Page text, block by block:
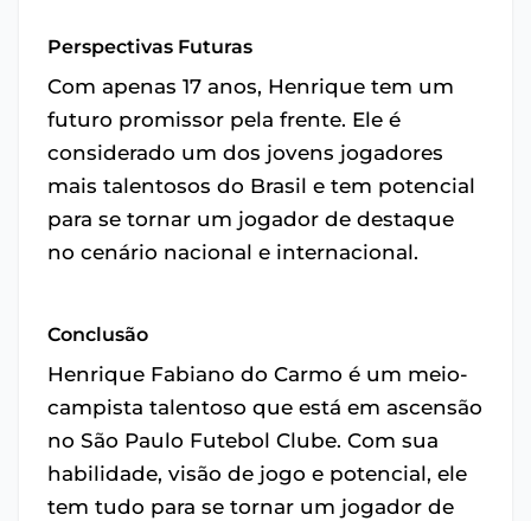
Perspectivas Futuras
Com apenas 17 anos, Henrique tem um
futuro promissor pela frente. Ele é
considerado um dos jovens jogadores
mais talentosos do Brasil e tem potencial
para se tornar um jogador de destaque
no cenário nacional e internacional.
Conclusão
Henrique Fabiano do Carmo é um meio-
campista talentoso que está em ascensão
no São Paulo Futebol Clube. Com sua
habilidade, visão de jogo e potencial, ele
tem tudo para se tornar um jogador de